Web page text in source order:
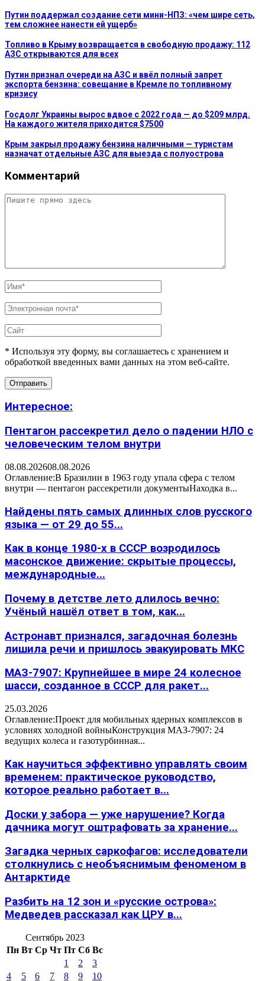
Путин поддержал создание сети мини-НПЗ: «чем шире сеть,
тем сложнее нанести ей ущерб»
Топливо в Крыму возвращается в свободную продажу: 112
АЗС открываются для всех
Путин признал очереди на АЗС и ввёл полный запрет
экспорта бензина: совещание в Кремле по топливному
кризису
Госдолг Украины вырос вдвое с 2022 года — до $209 млрд.
На каждого жителя приходится $7500
Крым закрыл продажу бензина наличными — туристам
назначат отдельные АЗС для выезда с полуострова
Комментарий
* Используя эту форму, вы соглашаетесь с хранением и
обработкой введенных вами данных на этом веб-сайте.
Интересное:
Пентагон рассекретил дело о падении НЛО с
человеческим телом внутри
08.08.202608.08.2026
Оглавление:В Бразилии в 1963 году упала сфера с телом
внутри — пентагон рассекретили документыНаходка в...
Найдены пять самых длинных слов русского
языка — от 29 до 55...
Как в конце 1980-х в СССР возродилось
масонское движение: скрытые процессы,
международные...
Почему в детстве лето длилось вечно:
Учёный нашёл ответ в том, как...
Астронавт признался, загадочная болезнь
лишила речи и пришлось эвакуировать МКС
МАЗ-7907: Крупнейшее в мире 24 колесное
шасси, созданное в СССР для ракет...
25.03.2026
Оглавление:Проект для мобильных ядерных комплексов в
условиях холодной войныКонструкция МАЗ-7907: 24
ведущих колеса и газотурбинная...
Как научиться эффективно управлять своим
временем: практическое руководство,
которое реально работает в...
Доски у забора — уже нарушение? Когда
дачника могут оштрафовать за хранение...
Загадка черных саркофагов: исследователи
столкнулись с необъяснимым феноменом в
Антарктиде
Разбить на 12 зон и «русские острова»:
Медведев рассказал как ЦРУ в...
Сентябрь 2023
Пн Вт Ср Чт Пт Сб Вс
1
2
3
4
5 6 7 8 9
10